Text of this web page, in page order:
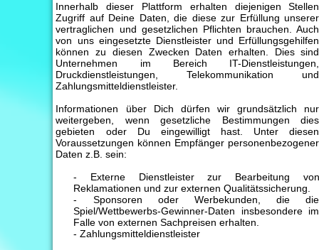
Innerhalb dieser Plattform erhalten diejenigen Stellen
Zugriff auf Deine Daten, die diese zur Erfüllung unserer
vertraglichen und gesetzlichen Pflichten brauchen. Auch
von uns eingesetzte Dienstleister und Erfüllungsgehilfen
können zu diesen Zwecken Daten erhalten. Dies sind
Unternehmen im Bereich IT-Dienstleistungen,
Druckdienstleistungen, Telekommunikation und
Zahlungsmitteldienstleister.
Informationen über Dich dürfen wir grundsätzlich nur
weitergeben, wenn gesetzliche Bestimmungen dies
gebieten oder Du eingewilligt hast. Unter diesen
Voraussetzungen können Empfänger personenbezogener
Daten z.B. sein:
- Externe Dienstleister zur Bearbeitung von
Reklamationen und zur externen Qualitätssicherung.
- Sponsoren oder Werbekunden, die die
Spiel/Wettbewerbs-Gewinner-Daten insbesondere im
Falle von externen Sachpreisen erhalten.
- Zahlungsmitteldienstleister